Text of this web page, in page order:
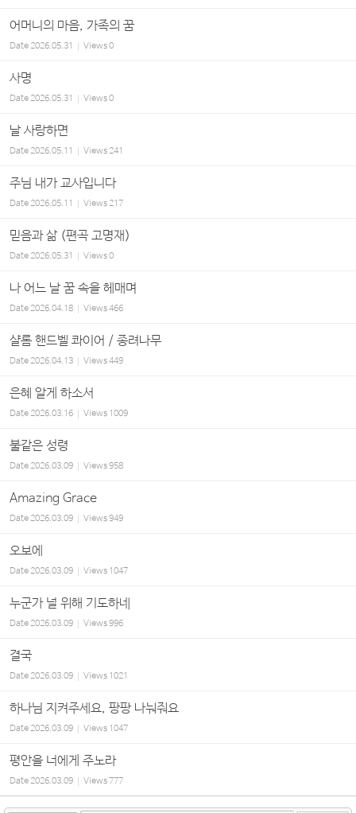
어머니의 마음, 가족의 꿈
Date2026.05.31 Views0
사명
Date2026.05.31 Views0
날 사랑하면
Date2026.05.11 Views241
주님 내가 교사입니다
Date2026.05.11 Views217
믿음과 삶 (편곡 고명재)
Date2026.05.31 Views0
나 어느 날 꿈 속을 헤매며
Date2026.04.18 Views466
샬롬 핸드벨 콰이어 / 종려나무
Date2026.04.13 Views449
은혜 알게 하소서
Date2026.03.16 Views 1009
불같은 성령
Date2026.03.09 Views958
Amazing Grace
Date2026.03.09 Views949
오보에
Date2026.03.09 Views 1047
누군가 널 위해 기도하네
Date2026.03.09 Views996
결국
Date2026.03.09 Views 1021
하나님 지켜주세요, 팡팡 나눠줘요
Date2026.03.09 Views 1047
평안을 너에게 주노라
Date2026.03.09 Views777